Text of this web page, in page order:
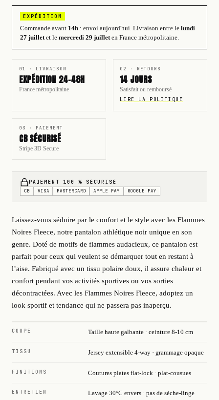
EXPÉDITION
Commande avant 14h : envoi aujourd'hui. Livraison entre le lundi
27 juillet et le mercredi 29 juillet en France métropolitaine.
01 · LIVRAISON
EXPÉDITION 24-48H
France métropolitaine
02 · RETOURS
14 JOURS
Satisfait ou remboursé
LIRE LA POLITIQUE
03 · PAIEMENT
CB SÉCURISÉ
Stripe 3D Secure
PAIEMENT 100 % SÉCURISÉ
CB VISA MASTERCARD APPLE PAY GOOGLE PAY
Laissez-vous séduire par le confort et le style avec les Flammes
Noires Fleece, notre pantalon athlétique noir unique en son
genre. Doté de motifs de flammes audacieux, ce pantalon est
parfait pour ceux qui veulent se démarquer tout en restant à
l’aise. Fabriqué avec un tissu polaire doux, il assure chaleur et
confort pendant vos activités sportives ou vos sorties
décontractées. Avec les Flammes Noires Fleece, adoptez un
look sportif et tendance qui ne passera pas inaperçu.
COUPE Taille haute galbante · ceinture 8-10 cm
TISSU Jersey extensible 4-way · grammage opaque
FINITIONS Coutures plates flat-lock · plat-cousues
ENTRETIEN Lavage 30°C envers · pas de sèche-linge